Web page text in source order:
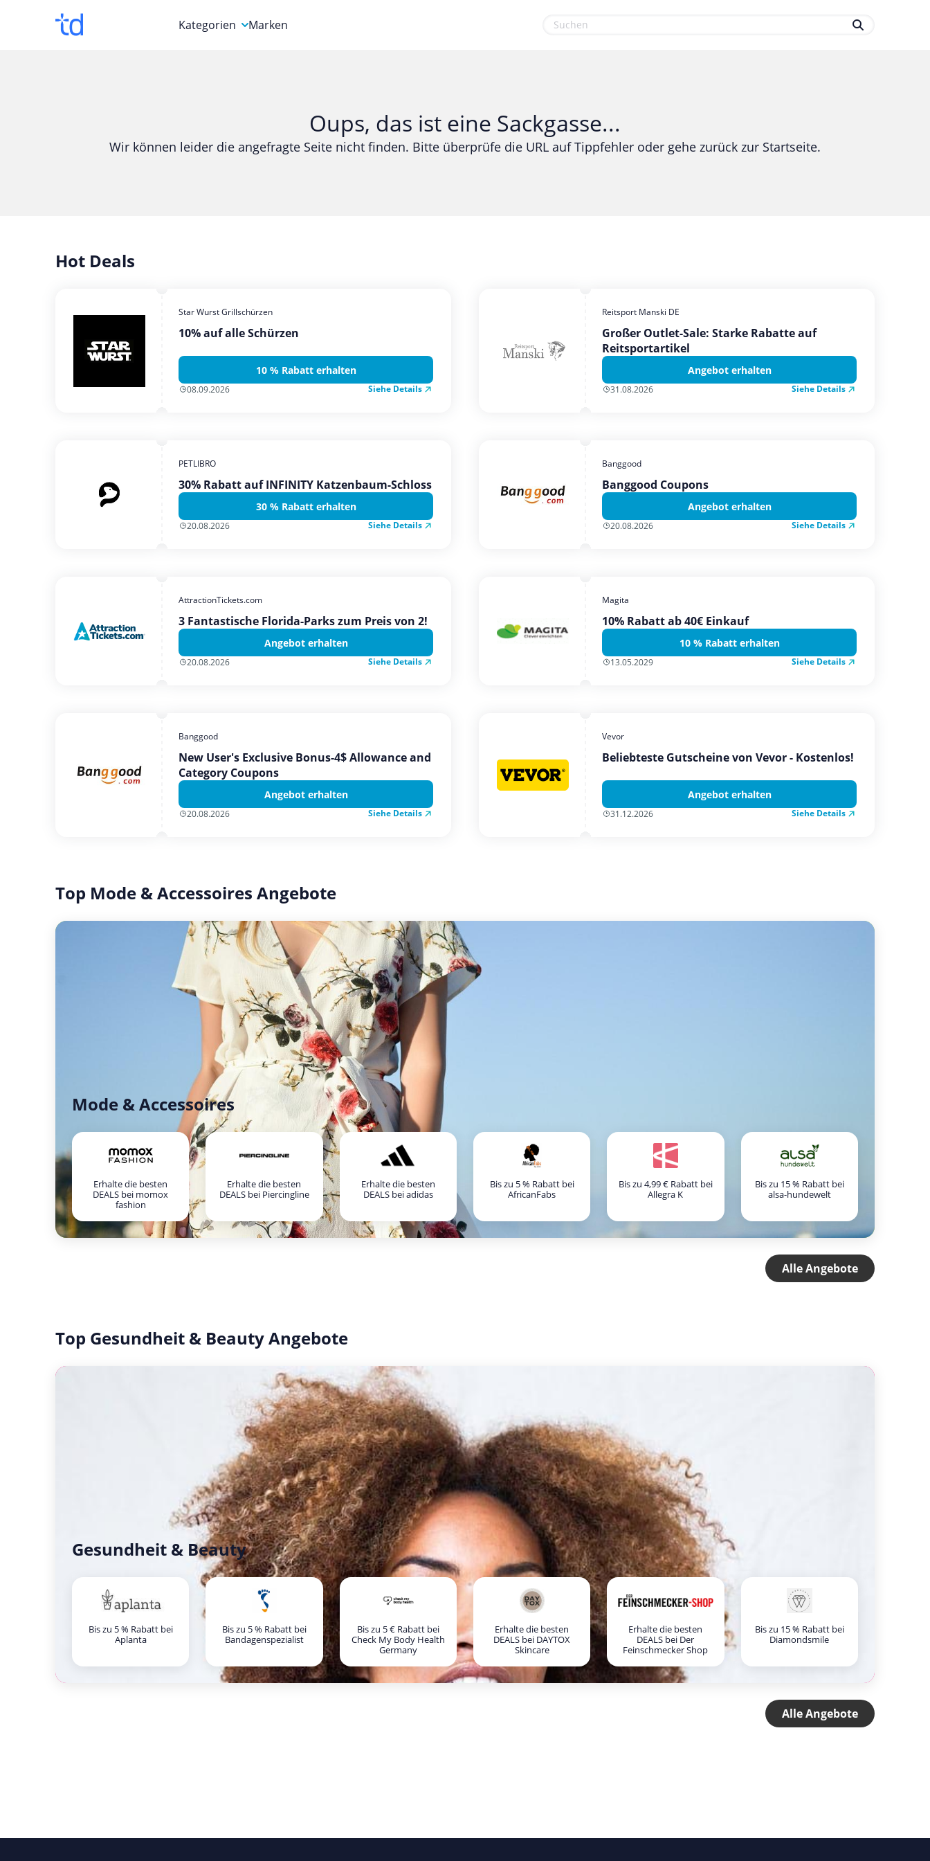
Kategorien
Computer & Elektronik
Gesundheit & Beauty
Mobilfunk & Internet
Marken
Oups, das ist eine Sackgasse...
Wir können leider die angefragte Seite nicht finden. Bitte überprüfe die URL auf Tippfehler oder gehe zurück zur Startseite.
Hot Deals
Star Wurst Grillschürzen
10% auf alle Schürzen
10 % Rabatt erhalten
08.09.2026 Siehe Details
Reitsport Manski DE
Großer Outlet-Sale: Starke Rabatte auf
Reitsportartikel
Angebot erhalten
31.08.2026 Siehe Details
PETLIBRO
30% Rabatt auf INFINITY Katzenbaum-Schloss
30 % Rabatt erhalten
20.08.2026 Siehe Details
Banggood
Banggood Coupons
Angebot erhalten
20.08.2026 Siehe Details
AttractionTickets.com
3 Fantastische Florida-Parks zum Preis von 2!
Angebot erhalten
20.08.2026 Siehe Details
Magita
10% Rabatt ab 40€ Einkauf
10 % Rabatt erhalten
13.05.2029 Siehe Details
Banggood
New User's Exclusive Bonus-4$ Allowance and
Category Coupons
Angebot erhalten
20.08.2026 Siehe Details
Vevor
Beliebteste Gutscheine von Vevor - Kostenlos!
Angebot erhalten
31.12.2026 Siehe Details
Top Mode & Accessoires Angebote
Mode & Accessoires
Erhalte die besten
DEALS bei momox
fashion
Erhalte die besten
DEALS bei Piercingline
Erhalte die besten
DEALS bei adidas
Bis zu 5 % Rabatt bei
AfricanFabs
Bis zu 4,99 € Rabatt bei
Allegra K
Bis zu 15 % Rabatt bei
alsa-hundewelt
Alle Angebote
Top Gesundheit & Beauty Angebote
Gesundheit & Beauty
Bis zu 5 % Rabatt bei
Aplanta
Bis zu 5 % Rabatt bei
Bandagenspezialist
Bis zu 5 € Rabatt bei
Check My Body Health
Germany
Erhalte die besten
DEALS bei DAYTOX
Skincare
Erhalte die besten
DEALS bei Der
Feinschmecker Shop
Bis zu 15 % Rabatt bei
Diamondsmile
Alle Angebote